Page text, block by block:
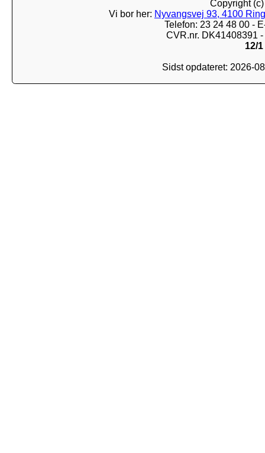
Copyright
Vi bor her: Nyvangsvej 93, 4100
Telefon: 23 24 48 00 -
CVR.nr. DK41408391
12/1
Sidst opdateret: 2026-